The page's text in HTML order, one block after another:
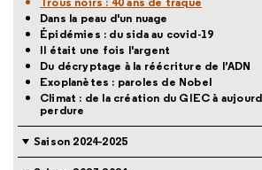
Dans la peau d'un nuage
Épidémies : du sida au covid-19
Il était une fois l'argent
Du décryptage à la réécriture de l’ADN
Exoplanètes : paroles de Nobel
Climat : de la création du GIEC à
perdure
Saison 2024-2025